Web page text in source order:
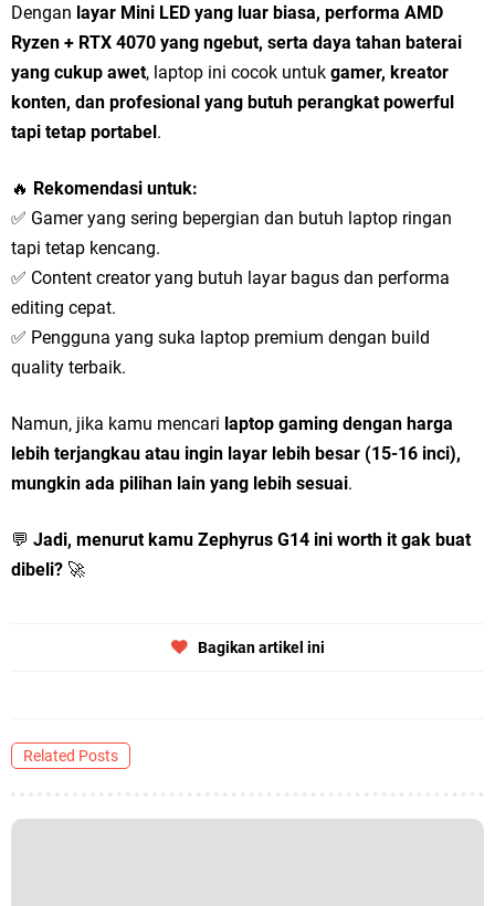
Dengan layar Mini LED yang luar biasa, performa AMD
Ryzen + RTX 4070 yang ngebut, serta daya tahan baterai
yang cukup awet, laptop ini cocok untuk gamer, kreator
konten, dan profesional yang butuh perangkat powerful
tapi tetap portabel.
🔥 Rekomendasi untuk:
✅ Gamer yang sering bepergian dan butuh laptop ringan
tapi tetap kencang.
✅ Content creator yang butuh layar bagus dan performa
editing cepat.
✅ Pengguna yang suka laptop premium dengan build
quality terbaik.
Namun, jika kamu mencari laptop gaming dengan harga
lebih terjangkau atau ingin layar lebih besar (15-16 inci),
mungkin ada pilihan lain yang lebih sesuai.
💬 Jadi, menurut kamu Zephyrus G14 ini worth it gak buat
dibeli? 🚀
Bagikan artikel ini
Related Posts